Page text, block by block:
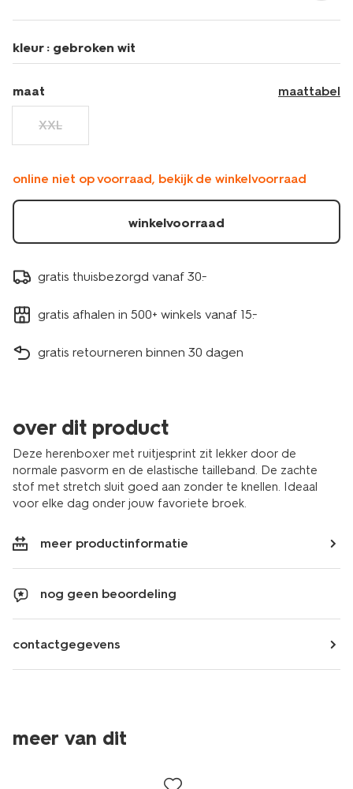
wit-
19190150OFFWHITE.html
kleur : gebroken wit
maat maattabel
XXL
online niet op voorraad, bekijk de winkelvoorraad
winkelvoorraad
gratis thuisbezorgd vanaf 30.-
gratis afhalen in 500+ winkels vanaf 15.-
gratis retourneren binnen 30 dagen
over dit product
Deze herenboxer met ruitjesprint zit lekker door de
normale pasvorm en de elastische tailleband. De zachte
stof met stretch sluit goed aan zonder te knellen. Ideaal
voor elke dag onder jouw favoriete broek.
meer productinformatie
nog geen beoordeling
contactgegevens
meer van dit
2+1 gratis